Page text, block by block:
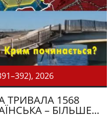
2026
ТРИВАЛА 1568
– БІЛЬШЕ...